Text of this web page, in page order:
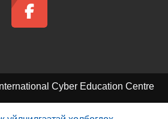
Cyber Education Centre